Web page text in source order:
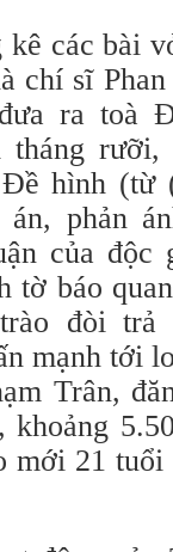
các bài
chí sĩ
ra toà
tháng
hình
phản
của độc
tờ báo
đòi
mạnh tới
Trân,
khoảng
mới 21